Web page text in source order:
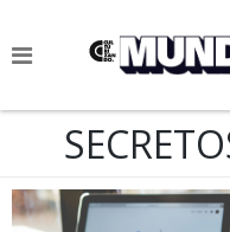
NOTICIAS
CIENCIA Y TECNOLOGÍA